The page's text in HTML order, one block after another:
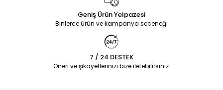
Geniş Ürün Yelpazesi
Binlerce ürün ve kampanya seçeneği
7 / 24 DESTEK
Öneri ve şikayetlerinizi bize iletebilirsiniz.